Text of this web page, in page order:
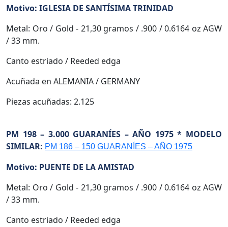
Motivo: IGLESIA DE SANTÍSIMA TRINIDAD
Metal: Oro / Gold - 21,30 gramos / .900 / 0.6164 oz AGW
/ 33 mm.
Canto estriado / Reeded edga
Acuñada en ALEMANIA / GERMANY
Piezas acuñadas: 2.125
PM 198 – 3.000 GUARANÍES – AÑO 1975 * MODELO
SIMILAR: PM 186 – 150 GUARANÍES – AÑO 1975
Motivo: PUENTE DE LA AMISTAD
Metal: Oro / Gold - 21,30 gramos / .900 / 0.6164 oz AGW
/ 33 mm.
Canto estriado / Reeded edga